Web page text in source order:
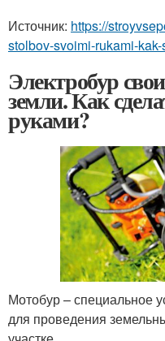
Источник: https://
stolbov-svoimi-rukami-
Электробур
земли. Как
руками?
Мотобур – специальное
для проведения